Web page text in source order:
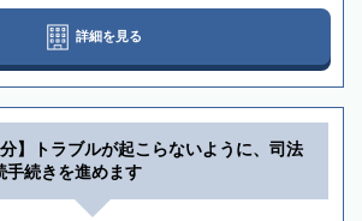
詳細を見る
分】トラブルが起こらないように、司法
手続きを進めます